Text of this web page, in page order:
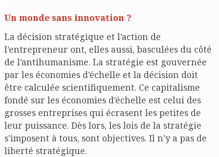
Un monde sans innovation ?
La décision stratégique et l’action de
l’entrepreneur ont, elles aussi, basculées du côté
de l’antihumanisme. La stratégie est gouvernée
par les économies d’échelle et la décision doit
être calculée scientifiquement. Ce capitalisme
fondé sur les économies d’échelle est celui des
grosses entreprises qui écrasent les petites de
leur puissance. Dès lors, les lois de la stratégie
s’imposent à tous, sont objectives. Il n’y a pas de
liberté stratégique.